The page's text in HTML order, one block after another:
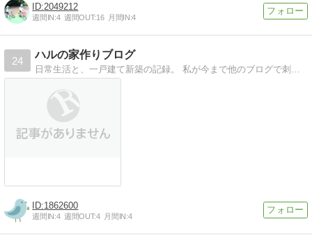
2049212
週間IN:4 週間OUT:16 月間IN:4
24
ハルの家作りブログ
1862600
週間IN:4 週間OUT:4 月間IN:4